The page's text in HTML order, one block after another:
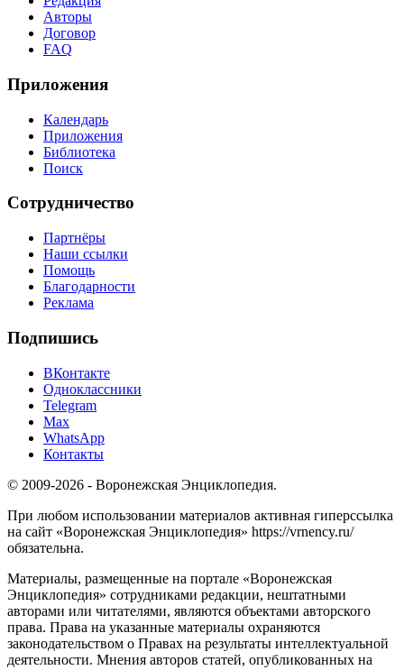
Авторы
Договор
FAQ
Приложения
Календарь
Приложения
Библиотека
Поиск
Сотрудничество
Партнёры
Наши ссылки
Помощь
Благодарности
Реклама
Подпишись
ВКонтакте
Одноклассники
Telegram
Max
WhatsApp
Контакты
© 2009-2026 - Воронежская Энциклопедия.
При любом использовании материалов активная гиперссылка
на сайт «Воронежская Энциклопедия» https://vrnency.ru/
обязательна.
Материалы, размещенные на портале «Воронежская
Энциклопедия» сотрудниками редакции, нештатными
авторами или читателями, являются объектами авторского
права. Права на указанные материалы охраняются
законодательством о Правах на результаты интеллектуальной
деятельности. Мнения авторов статей, опубликованных на